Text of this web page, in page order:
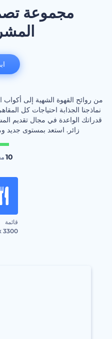
مجموعة
من روائح القهوة الشهية إلى
نماذجنا الجذابة احتياجات كل
قدراتك الواعدة في مجال تقديم
زائر. استعد بمستوى جديد
10
قائمة
3300